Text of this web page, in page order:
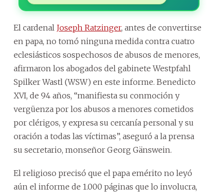
El cardenal Joseph Ratzinger, antes de convertirse
en papa, no tomó ninguna medida contra cuatro
eclesiásticos sospechosos de abusos de menores,
afirmaron los abogados del gabinete Westpfahl
Spilker Wastl (WSW) en este informe. Benedicto
XVI, de 94 años, “manifiesta su conmoción y
vergüenza por los abusos a menores cometidos
por clérigos, y expresa su cercanía personal y su
oración a todas las víctimas”, aseguró a la prensa
su secretario, monseñor Georg Gänswein.
El religioso precisó que el papa emérito no leyó
aún el informe de 1.000 páginas que lo involucra,